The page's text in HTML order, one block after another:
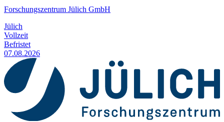
Forschungszentrum Jülich GmbH
Jülich
Vollzeit
Befristet
07.08.2026